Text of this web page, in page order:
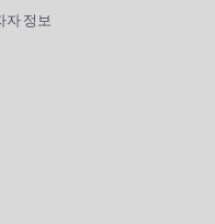
자 정보